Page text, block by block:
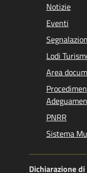
Notizie
Eventi
Lodi
Area
PNRR
Sistema
Dichiarazione